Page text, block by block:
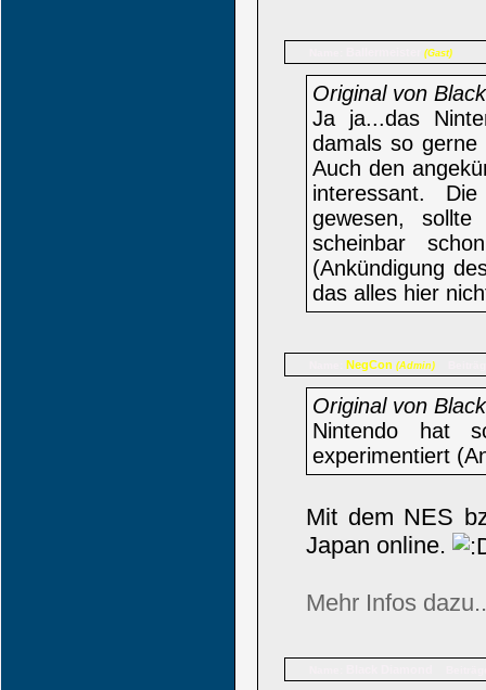
(Gast)
Original von
Ja ja...das
damals so gerne
Auch den
interessant.
gewesen,
scheinbar
(Ankündigung
das alles hier
NegCon (Admin)
Original von
Nintendo hat
experimentiert
Mit dem NES
Japan online.
Mehr Infos